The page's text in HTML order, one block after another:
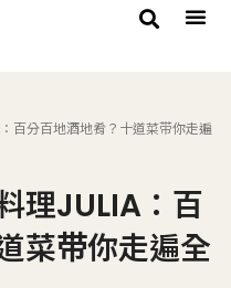
百分百地酒地肴？十道菜带你走遍
理JULIA：百
菜带你走遍全